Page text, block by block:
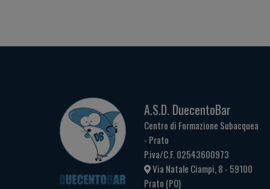
A.S.D. DuecentoBar
Centro di Formazione Subacquea
- Prato
P.iva/C.F. 02543600973
Via Natale Ciampi, 8 - 59100
Prato (PO)